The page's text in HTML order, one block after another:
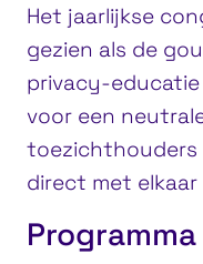
Het jaarlijkse
gezien als de
privacy-educatie
voor een
toezichthouders
direct met